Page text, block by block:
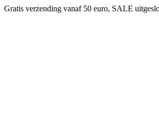
Gratis verzending vanaf 50 euro, SALE